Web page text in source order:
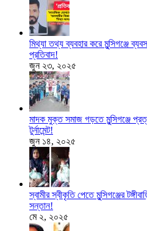
মিথ্যা তথ্য ব্যবহার করে মুন্সিগঞ্জে
প্রতিবাদ!
জুন ২৩, ২০২৫
মাদক মুক্ত সমাজ গড়তে মুন্সিগঞ্জে
টুর্নামেন্ট!
জুন ১৪, ২০২৫
স্বামীর স্বীকৃতি পেতে মুন্সিগঞ্জের
সন্তান!
মে ২, ২০২৫